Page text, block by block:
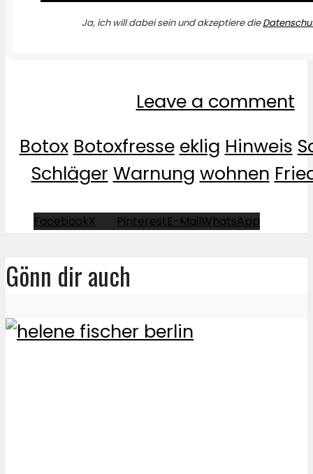
Ja, ich will dabei sein und akzeptiere die
Leave a comment
Botox Botoxfresse eklig Hinweis
Schläger Warnung wohnen
FacebookX PinterestE-MailWhatsApp
Gönn dir auch